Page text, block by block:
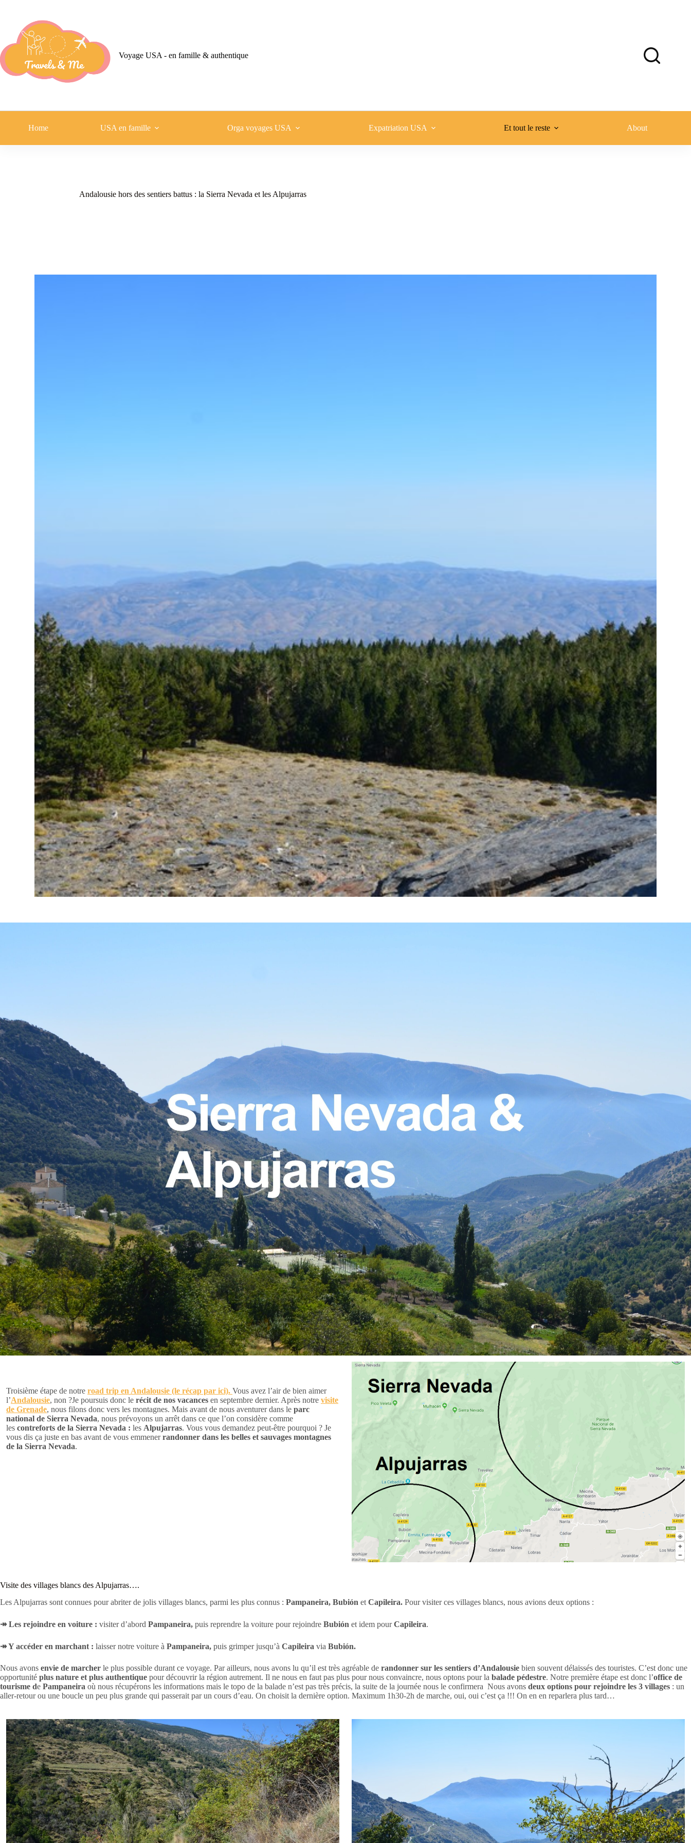
Voyage USA - en famille & authentique
Home USA en famille Orga voyages USA Expatriation USA Et tout le reste About
Andalousie hors des sentiers battus : la Sierra Nevada et les Alpujarras
Troisième étape de notre road trip en Andalousie (le récap par ici). Vous avez l’air de bien aimer
l’Andalousie, non ?Je poursuis donc le récit de nos vacances en septembre dernier. Après notre visite
de Grenade, nous filons donc vers les montagnes. Mais avant de nous aventurer dans le parc
national de Sierra Nevada, nous prévoyons un arrêt dans ce que l’on considère comme
les contreforts de la Sierra Nevada : les Alpujarras. Vous vous demandez peut-être pourquoi ? Je
vous dis ça juste en bas avant de vous emmenerrandonner dans les belles et sauvages montagnes
de la Sierra Nevada.
Visite des villages blancs des Alpujarras….
Les Alpujarras sont connues pour abriter de jolis villages blancs, parmi les plus connus : Pampaneira, Bubión et Capileira. Pour visiter ces villages blancs, nous avions deux options :
↠Les rejoindre en voiture : visiter d’abord Pampaneira, puis reprendre la voiture pour rejoindre Bubión et idem pourCapileira.
↠ Y accéder en marchant : laisser notre voiture à Pampaneira, puis grimper jusqu’à Capileira via Bubión.
Nous avons envie de marcher le plus possible durant ce voyage. Par ailleurs, nous avons lu qu’il est très agréable de randonner sur les sentiers d’Andalousie bien souvent délaissés des touristes. C’est donc une
opportunité plus nature et plus authentique pour découvrir la région autrement. Il ne nous en faut pas plus pour nous convaincre, nous optons pour la balade pédestre. Notre première étape est donc l’office de
tourisme de Pampaneira où nous récupérons les informations mais le topo de la balade n’est pas très précis, la suite de la journée nous le confirmera Nous avons deux options pour rejoindre les 3 villages : un
aller-retour ou une boucle un peu plus grande qui passerait par un cours d’eau. On choisit la dernière option. Maximum 1h30-2h de marche, oui, oui c’est ça !!! On en en reparlera plus tard…